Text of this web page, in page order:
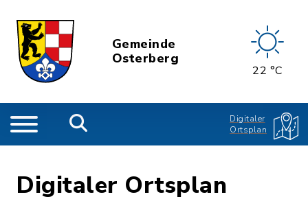
Gemeinde
Osterberg
22 °C
Digitaler
Ortsplan
Digitaler Ortsplan